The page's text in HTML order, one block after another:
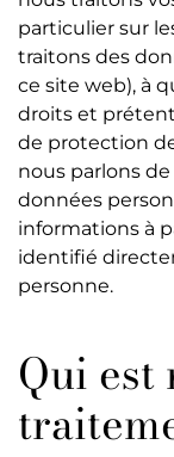
particulier sur
traitons des
ce site web), à
droits et
de protection
nous parlons
données
informations à
identifié
personne.
Qui est